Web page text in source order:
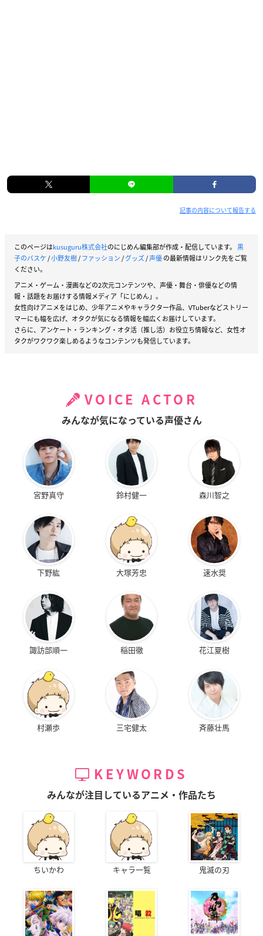
記事の内容について報告する
このページはkusuguru株式会社のにじめん編集部が作成・配信しています。 黒
子のバスケ/小野友樹/ファッション/グッズ/声優の最新情報はリンク先をご覧
ください。
アニメ・ゲーム・漫画などの2次元コンテンツや、声優・舞台・俳優などの情
報・話題をお届けする情報メディア「にじめん」。
女性向けアニメをはじめ、少年アニメやキャラクター作品、VTuberなどストリー
マーにも幅を広げ、オタクが気になる情報を幅広くお届けしています。
さらに、アンケート・ランキング・オタ活（推し活）お役立ち情報など、女性オ
タクがワクワク楽しめるようなコンテンツも発信しています。
VOICE ACTOR
みんなが気になっている声優さん
宮野真守 鈴村健一 森川智之
下野紘 大塚芳忠 速水奨
諏訪部順一 稲田徹 花江夏樹
村瀬歩 三宅健太 斉藤壮馬
KEYWORDS
みんなが注目しているアニメ・作品たち
ちいかわ キャラ一覧 鬼滅の刃